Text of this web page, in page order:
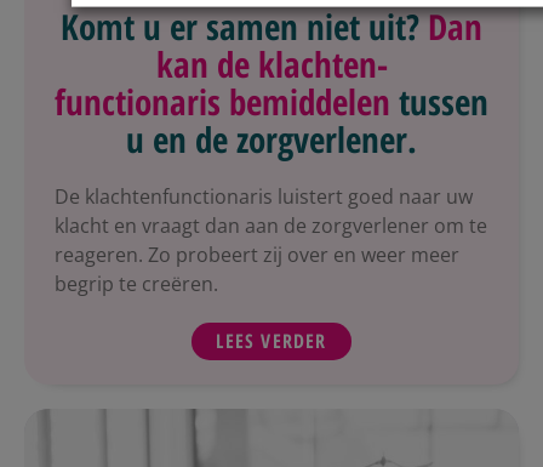
Komt u er samen niet uit?Dan
kan de klachten-
functionaris bemiddelen tussen
u en de zorgverlener.
De klachtenfunctionaris luistert goed naar uw
klacht en vraagt dan aan de zorgverlener om te
reageren. Zo probeert zij over en weer meer
begrip te creëren.
LEES VERDER